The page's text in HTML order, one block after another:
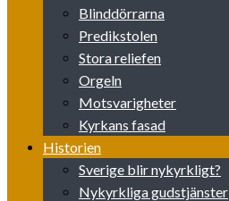
Blinddörrarna
Predikstolen
Stora reliefen
Orgeln
Motsvarigheter
Kyrkans fasad
Historien
Sverige blir nykyrkligt?
Nykyrkliga gudstjänster